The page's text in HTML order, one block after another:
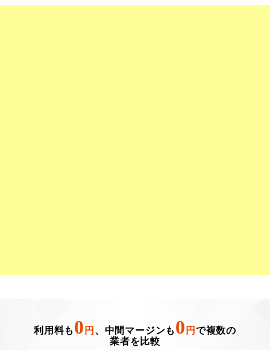
利用料も 0 円 、中間マージンも 0 円 で複数の
業者を比較